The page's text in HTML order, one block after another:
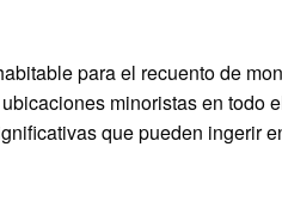
para el recuento de
minoristas en todo
que pueden ingerir